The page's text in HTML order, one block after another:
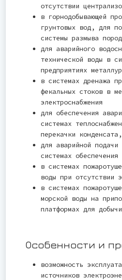
отсутствии
в горнодобывающей
грунтовых вод, для
системы размыва
для аварийного
технической воды в
предприятиях
в системах дренажа
фекальных стоков в
электроснабжения
для обеспечения
системах
перекачки
для аварийной
системах
в системах
воды при отсутствии
в системах
морской воды на
платформах для
Особенности и
возможность
источников